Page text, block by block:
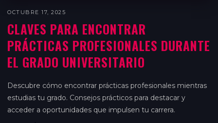
OCTUBRE 17, 2025
CLAVES PARA ENCONTRAR
PRÁCTICAS PROFESIONALES DURANTE
EL GRADO UNIVERSITARIO
Descubre cómo encontrar prácticas profesionales mientras
estudias tu grado. Consejos prácticos para destacar y
acceder a oportunidades que impulsen tu carrera.